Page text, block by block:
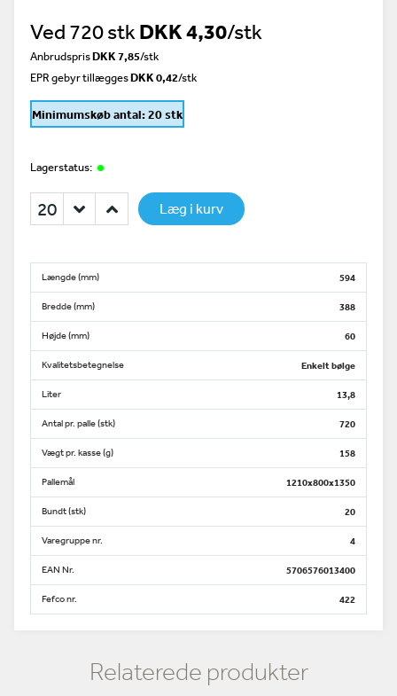
Ved 720 stk DKK 4,30/stk
AnbrudsprisDKK 7,85/stk
EPR gebyr tillæggesDKK 0,42/stk
Minimumskøb antal: 20 stk
Lagerstatus:
Læg i kurv
Længde (mm) 594
Bredde (mm) 388
Højde (mm) 60
Kvalitetsbetegnelse Enkelt bølge
Liter 13,8
Antal pr. palle (stk) 720
Vægt pr. kasse (g) 158
Pallemål 1210x800x1350
Bundt (stk) 20
Varegruppe nr. 4
EAN Nr. 5706576013400
Fefco nr. 422
Relaterede produkter